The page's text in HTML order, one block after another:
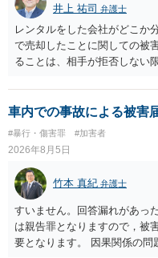
井上 祐司 弁護士
レンタルをした会社がどこか
で売却したことに関しての被
ることは、相手が拒否しない
か）、弁護士に法律相談にお
車内での事故による被害
#暴行・傷害罪 #加害者
2026年8月5日
竹本 真紀 弁護士
すいません。回答漏れがあっ
は親告罪となりますので，被
要となります。 因果関係の